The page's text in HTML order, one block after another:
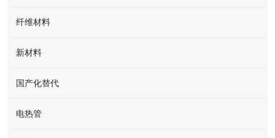
纤维材料
新材料
国产化替代
电热管